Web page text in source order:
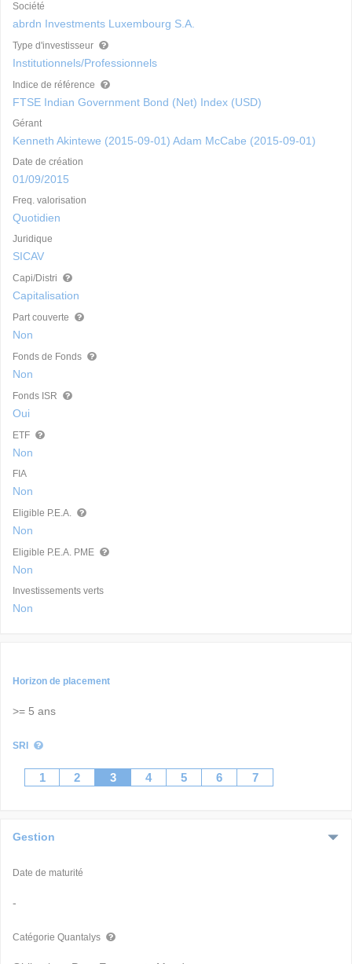
Société
abrdn Investments Luxembourg S.A.
Type d'investisseur
Institutionnels/Professionnels
Indice de référence
FTSE Indian Government Bond (Net) Index (USD)
Gérant
Kenneth Akintewe (2015-09-01) Adam McCabe (2015-09-01)
Date de création
01/09/2015
Freq. valorisation
Quotidien
Juridique
SICAV
Capi/Distri
Capitalisation
Part couverte
Non
Fonds de Fonds
Non
Fonds ISR
Oui
ETF
Non
FIA
Non
Eligible P.E.A.
Non
Eligible P.E.A. PME
Non
Investissements verts
Non
Horizon de placement
>= 5 ans
SRI
1 2 3 4 5 6 7
Gestion
Date de maturité
-
Catégorie Quantalys